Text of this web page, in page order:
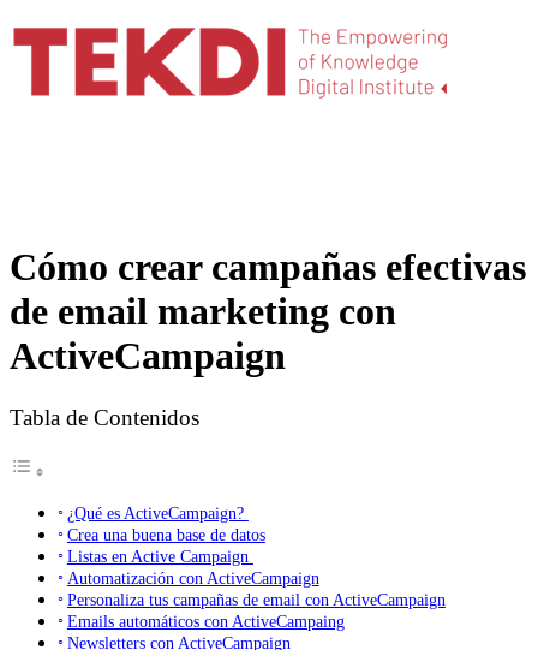
Cómo crear campañas efectivas
de email marketing con
ActiveCampaign
Tabla de Contenidos
¿Qué es ActiveCampaign?
Crea una buena base de datos
Listas en Active Campaign
Automatización con ActiveCampaign
Personaliza tus campañas de email con ActiveCampaign
Emails automáticos con ActiveCampaing
Newsletters con ActiveCampaign